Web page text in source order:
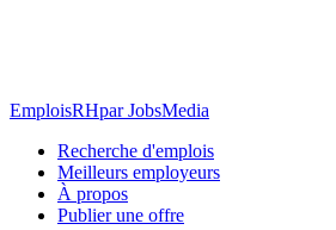
EmploisRHpar JobsMedia
Recherche d'emplois
Meilleurs employeurs
À propos
Publier une offre